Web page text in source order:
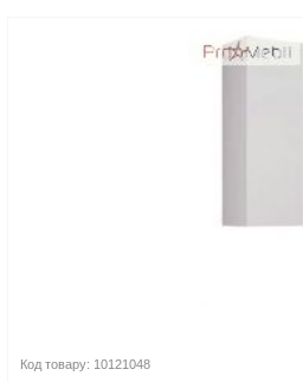
Код товару: 10121048